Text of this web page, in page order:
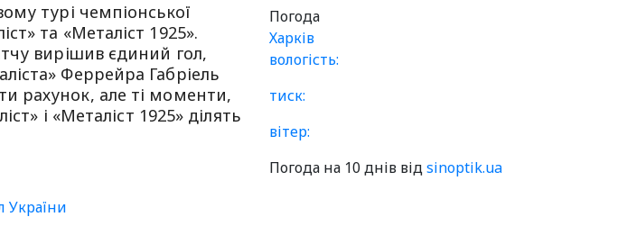
турі чемпіонської
та «Металіст 1925».
вирішив єдиний гол,
Феррейра Габріель
рахунок, але ті моменти,
і «Металіст 1925» ділять
України
Погода
Харків
вологість:
тиск:
вітер:
Погода на 10 днів відsinoptik.ua